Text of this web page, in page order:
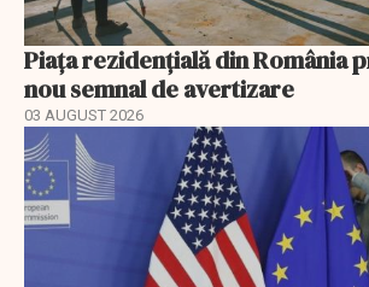
Piața rezidențială din România
nou semnal de avertizare
03 AUGUST 2026